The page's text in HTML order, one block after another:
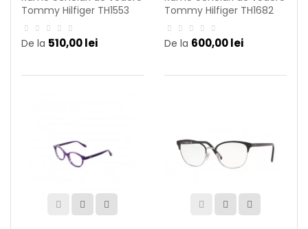
Tommy Hilfiger TH1553
B3V
De la 510,00 lei
Tommy Hilfiger TH1682
10A
De la 600,00 lei